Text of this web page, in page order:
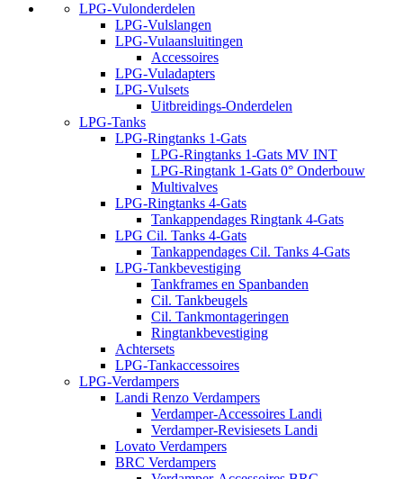
LPG-Vulonderdelen
LPG-Vulslangen
LPG-Vulaansluitingen
Accessoires
LPG-Vuladapters
LPG-Vulsets
Uitbreidings-Onderdelen
LPG-Tanks
LPG-Ringtanks 1-Gats
LPG-Ringtanks 1-Gats MV INT
LPG-Ringtank 1-Gats 0° Onderbouw
Multivalves
LPG-Ringtanks 4-Gats
Tankappendages Ringtank 4-Gats
LPG Cil. Tanks 4-Gats
Tankappendages Cil. Tanks 4-Gats
LPG-Tankbevestiging
Tankframes en Spanbanden
Cil. Tankbeugels
Cil. Tankmontageringen
Ringtankbevestiging
Achtersets
LPG-Tankaccessoires
LPG-Verdampers
Landi Renzo Verdampers
Verdamper-Accessoires Landi
Verdamper-Revisiesets Landi
Lovato Verdampers
BRC Verdampers